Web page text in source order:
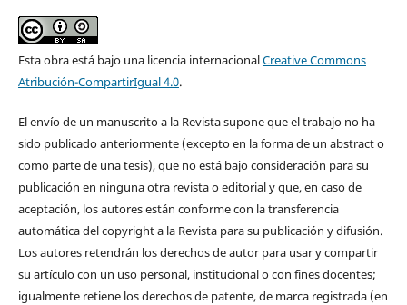
Esta obra está bajo una licencia internacionalCreative Commons
Atribución-CompartirIgual 4.0.
El envío de un manuscrito a la Revista supone que el trabajo no ha
sido publicado anteriormente (excepto en la forma de un abstract o
como parte de una tesis), que no está bajo consideración para su
publicación en ninguna otra revista o editorial y que, en caso de
aceptación, los autores están conforme con la transferencia
automática del copyright a la Revista para su publicación y difusión.
Los autores retendrán los derechos de autor para usar y compartir
su artículo con un uso personal, institucional o con fines docentes;
igualmente retiene los derechos de patente, de marca registrada (en